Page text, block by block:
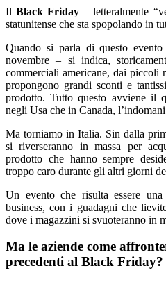
IlBlack Friday– letteralmente
statunitense che sta spopolando in
Quando si parla di questo
novembre – si indica,
commerciali americane, dai piccoli
propongono grandi sconti e
prodotto. Tutto questo avviene il
negli Usa che in Canada,
Ma torniamo in Italia. Sin dalla
si riverseranno in massa per
prodotto che hanno sempre
troppo caro durante gli altri giorni
Un evento che risulta essere
business, con i guadagni che
dove i magazzini si svuoteranno in
Ma le aziende come
precedenti al Black Friday?